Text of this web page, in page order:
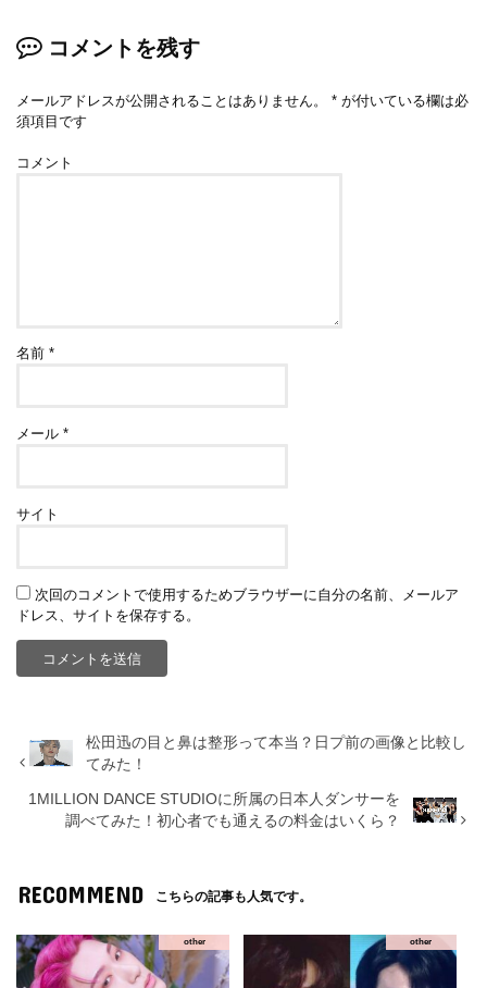
コメントを残す
メールアドレスが公開されることはありません。 * が付いている欄は必
須項目です
コメント
名前*
メール*
サイト
次回のコメントで使用するためブラウザーに自分の名前、メールア
ドレス、サイトを保存する。
松田迅の目と鼻は整形って本当？日プ前の画像と比較し
てみた！
1MILLION DANCE STUDIOに所属の日本人ダンサーを
調べてみた！初心者でも通えるの料金はいくら？
RECOMMEND こちらの記事も人気です。
other other